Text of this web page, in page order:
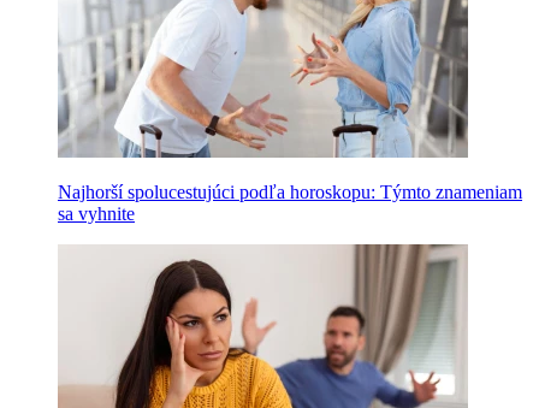
Najhorší spolucestujúci podľa horoskopu: Týmto znameniam
sa vyhnite